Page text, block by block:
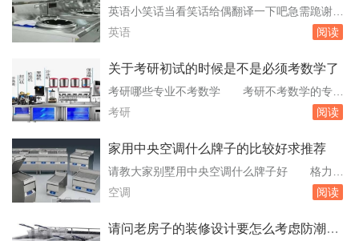
权；7、有权享有公司规定的有关福利待遇；8、
其它职权；六、岗位职责1、计划管理1.1、。我
英语小笑话当看笑话给偶翻译一下吧急需跪谢
以下是一些英语小笑话及其中文翻译：Q：Wh
k？A：Frostbite.翻译：雪人和鲨鱼杂交出来的
hello？A：Itwav...
英语 阅读
关于考研初试的时候是不是必须考数学了
考研哪些专业不考数学 考研不考数学的专业
包括：哲学类：如哲学专业。法学类：如法学专
语言文学、外国语言文学、新闻传播学等。历史
生理学、物理化学等某些专业可能需要考统计
学。医学类：如基础医学、预防医。考研考行政
考研 阅读
家用中央空调什么牌子的比较好求推荐
请教大家别墅用中央空调什么牌子好 格力：
格力中央空调设备质量和产品技术不错，售后服
劲。美的：美的中央空调变频技术节能，大风。
空调 阅读
请问老房子的装修设计要怎么考虑防潮的